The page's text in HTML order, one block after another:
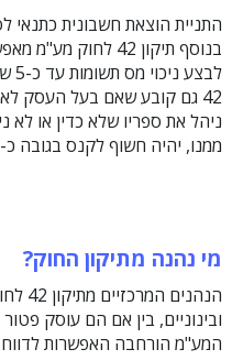
התניית הוצאת חשבונית כתנאי
בנוסף תיקון 42 לחוק מע"מ מאפשר לכל
42 גם קובע שאם בעל העסק
ניהל את ספריו שלא כדין או
ממנו, יהיה חשוף לקנס בגובה כ-30% מסך מס התשומות.
מי נהנה מתיקון החוק?
ובינוניים, בין אם הם עוסק
המע"מ הורחבה האפשרות לדווח